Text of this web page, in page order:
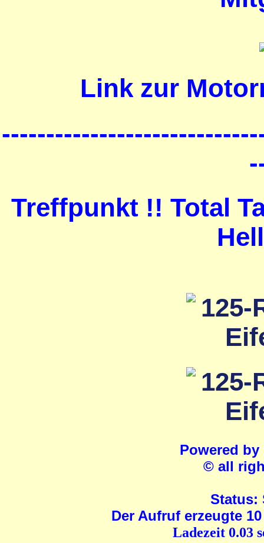
Link zur
Treffpunkt !! Total
Powered by
© all
Status:
Der Aufruf erzeugte
Ladezeit 0.03